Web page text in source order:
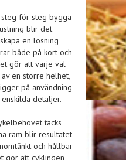
för steg bygga
blir det
en lösning
både på kort och
gör att varje val
en större helhet,
på användning
detaljer.
täcks
ram blir resultatet
och hållbar
gör att cyklingen